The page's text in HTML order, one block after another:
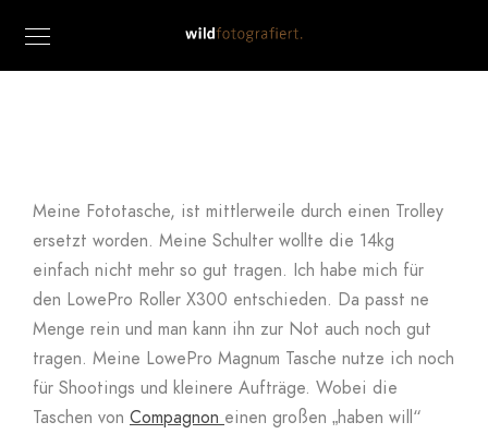
Meine Fototasche, ist mittlerweile durch einen Trolley
ersetzt worden. Meine Schulter wollte die 14kg
einfach nicht mehr so gut tragen. Ich habe mich für
den LowePro Roller X300 entschieden. Da passt ne
Menge rein und man kann ihn zur Not auch noch gut
tragen. Meine LowePro Magnum Tasche nutze ich noch
für Shootings und kleinere Aufträge. Wobei die
Taschen von Compagnon einen großen „haben will“